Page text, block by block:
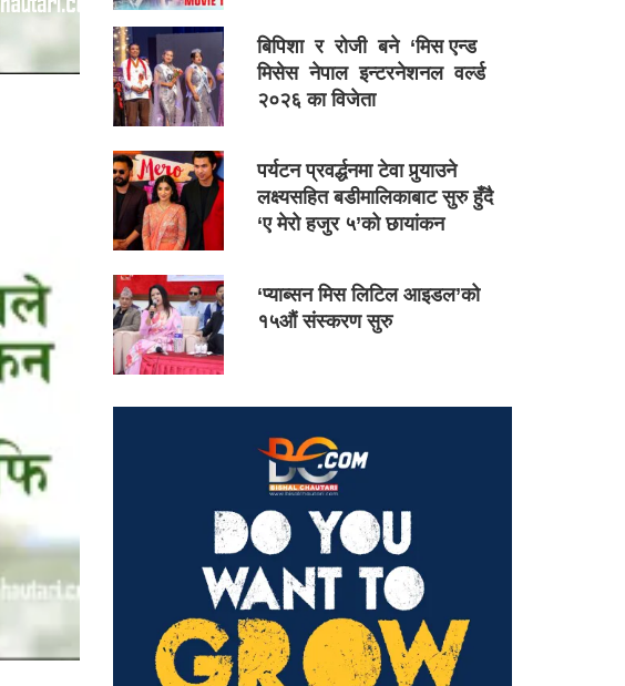
बिपिशा र रोजी बने ‘मिस एन्ड
मिसेस नेपाल इन्टरनेशनल वर्ल्ड
२०२६ का विजेता
पर्यटन प्रवर्द्धनमा टेवा पुर्‍याउने
लक्ष्यसहित बडीमालिकाबाट सुरु हुँदै
‘ए मेरो हजुर ५’को छायांकन
‘प्याब्सन मिस लिटिल आइडल’को
१५औं संस्करण सुरु